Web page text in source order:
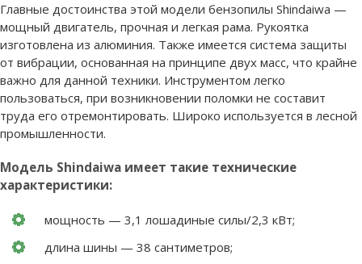
Главные достоинства этой модели бензопилы Shindaiwa —
мощный двигатель, прочная и легкая рама. Рукоятка
изготовлена из алюминия. Также имеется система защиты
от вибрации, основанная на принципе двух масс, что крайне
важно для данной техники. Инструментом легко
пользоваться, при возникновении поломки не составит
труда его отремонтировать. Широко используется в лесной
промышленности.
Модель Shindaiwa имеет такие технические
характеристики:
мощность — 3,1 лошадиные силы/2,3 кВт;
длина шины — 38 сантиметров;